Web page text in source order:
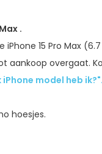
.
15 Pro Max
aankoop overgaat.
iPhone model heb ik?".
hoesjes.